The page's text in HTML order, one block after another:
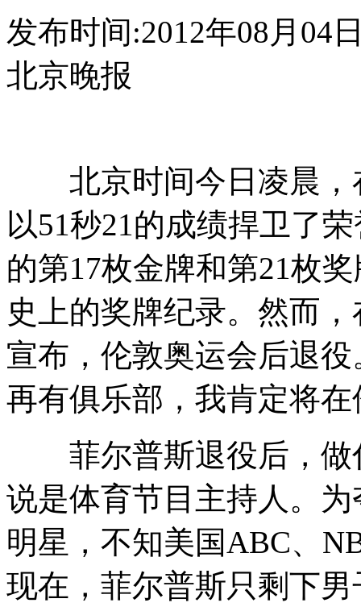
发布时间:2012年08月04
北京晚报
北京时间今日凌晨，
以51秒21的成绩捍卫了
的第17枚金牌和第21枚
史上的奖牌纪录。然而
宣布，伦敦奥运会后退
再有俱乐部，我肯定将
菲尔普斯退役后，做
说是体育节目主持人。
明星，不知美国ABC、
现在，菲尔普斯只剩下